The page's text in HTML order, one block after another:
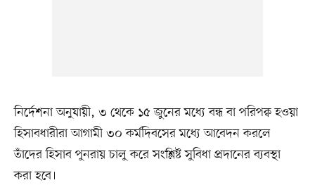
নির্দেশনা অনুযায়ী, ৩ থেকে ১৫ জুনের মধ্যে বন্ধ বা পরিপক্ব হওয়া
হিসাবধারীরা আগামী ৩০ কর্মদিবসের মধ্যে আবেদন করলে
তাঁদের হিসাব পুনরায় চালু করে সংশ্লিষ্ট সুবিধা প্রদানের ব্যবস্থা
করা হবে।